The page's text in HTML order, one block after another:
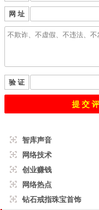
网 址
验 证
智库声音
网络技术
创业赚钱
网络热点
钻石戒指珠宝首饰